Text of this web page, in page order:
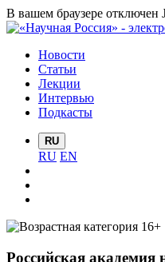
В вашем браузере отключен
Новости
Статьи
Лекции
Интервью
Подкасты
RU
RU EN
Российская академия